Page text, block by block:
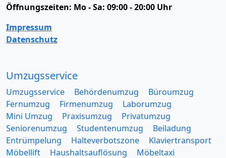
Öffnungszeiten: Mo - Sa: 09:00 - 20:00 Uhr
Impressum
Datenschutz
Umzugsservice
Umzugsservice Behördenumzug
Büroumzug
Fernumzug
Firmenumzug
Laborumzug
Mini Umzug
Praxisumzug
Privatumzug
Seniorenumzug
Studentenumzug
Beiladung
Entrümpelung
Halteverbotszone
Klaviertransport
Möbellift
Haushaltsauflösung
Möbeltaxi